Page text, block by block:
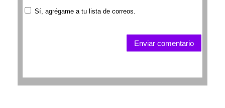
Sí, agrégame a tu lista de correos.
Enviar comentario